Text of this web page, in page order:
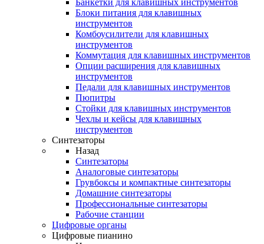
Банкетки для клавишных инструментов
Блоки питания для клавишных
инструментов
Комбоусилители для клавишных
инструментов
Коммутация для клавишных инструментов
Опции расширения для клавишных
инструментов
Педали для клавишных инструментов
Пюпитры
Стойки для клавишных инструментов
Чехлы и кейсы для клавишных
инструментов
Синтезаторы
Назад
Синтезаторы
Аналоговые синтезаторы
Грувбоксы и компактные синтезаторы
Домашние синтезаторы
Профессиональные синтезаторы
Рабочие станции
Цифровые органы
Цифровые пианино